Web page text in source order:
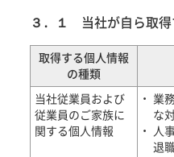
３．１ 当社が自ら取得
取得する個人情報
の種類
当社従業員および
従業員のご家族に
関する個人情報
業
な
人
退